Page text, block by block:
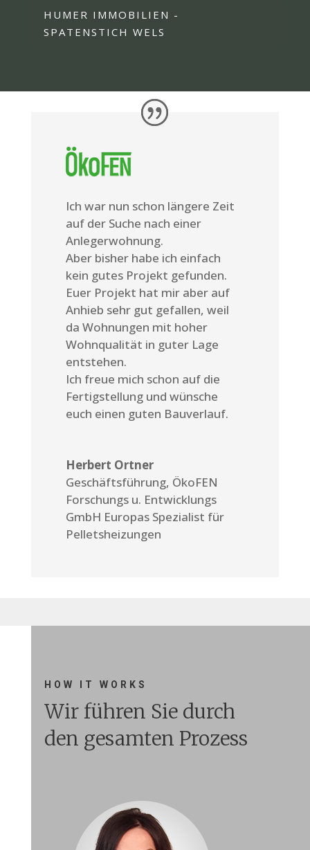
HUMER IMMOBILIEN -
SPATENSTICH WELS
Ich war nun schon längere Zeit
auf der Suche nach einer
Anlegerwohnung.
Aber bisher habe ich einfach
kein gutes Projekt gefunden.
Euer Projekt hat mir aber auf
Anhieb sehr gut gefallen, weil
da Wohnungen mit hoher
Wohnqualität in guter Lage
entstehen.
Ich freue mich schon auf die
Fertigstellung und wünsche
euch einen guten Bauverlauf.
Herbert Ortner
Geschäftsführung, ÖkoFEN
Forschungs u. Entwicklungs
GmbH Europas Spezialist für
Pelletsheizungen
HOW IT WORKS
Wir führen Sie durch
den gesamten Prozess